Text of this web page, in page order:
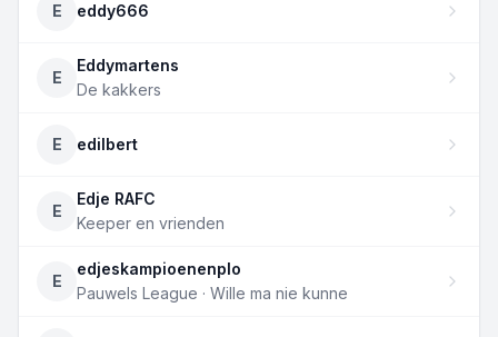
E eddy666
E
Eddymartens
De kakkers
E edilbert
E
Edje RAFC
Keeper en vrienden
E
edjeskampioenenplo
Pauwels League · Wille ma nie kunne